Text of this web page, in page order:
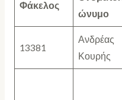
Φάκελος
ώνυμο
13381
Ανδρέας
Κουρής